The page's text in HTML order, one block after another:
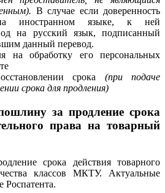
В случае если доверенность
на иностранном языке, к ней
на русский язык, подписанный
данный перевод.
на обработку его персональных
срока (при подаче
срока для продления)
за продление срока
права на товарный
срока действия товарного
классов МКТУ. Актуальные
Роспатента.